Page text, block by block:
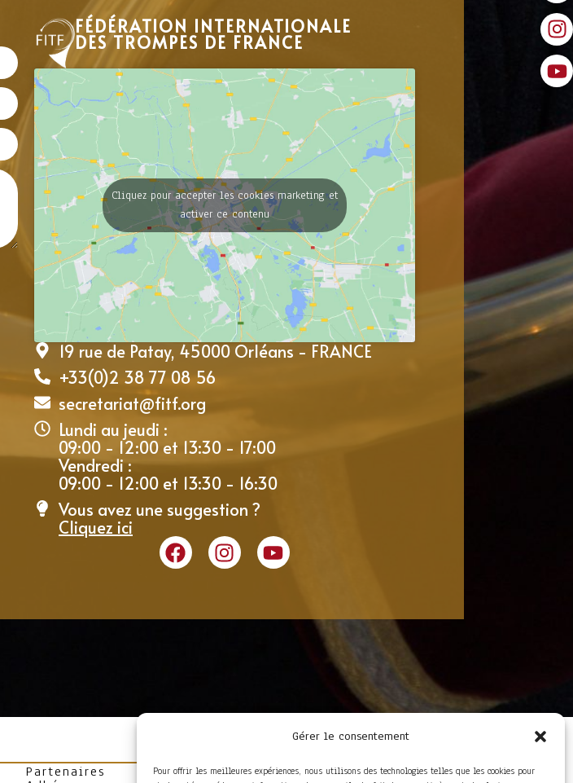
Gérer le consentement
Pour offrir les meilleures expériences, nous utilisons des technologies telles que les cookies pour
FÉDÉRATION INTERNATIONALE
DES TROMPES DE FRANCE
Cliquez pour accepter les cookies marketing et
activer ce contenu
19 rue de Patay, 45000 Orléans - FRANCE
+33(0)2 38 77 08 56
secretariat@fitf.org
Lundi au jeudi :
09:00 - 12:00 et 13:30 - 17:00
Vendredi :
09:00 - 12:00 et 13:30 - 16:30
Vous avez une suggestion ?
Cliquez ici
Partenaires Foire aux questions